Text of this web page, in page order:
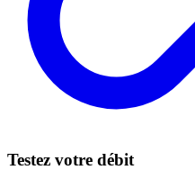
Testez votre débit